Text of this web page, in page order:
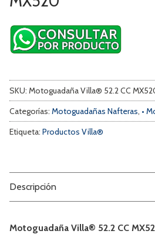
SKU: Motoguadaña Villa® 52.2 CC
Categorías: Motoguadañas Nafteras, •
Etiqueta: Productos Villa®
Descripción
Motoguadaña Villa® 52.2 CC